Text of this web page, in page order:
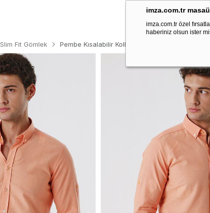
imza.com.tr
imza.com.tr özel
haberiniz olsun ister
Slim Fit Gömlek Pembe Kısalabilir Kollu Desenli JakarlıCepsiz